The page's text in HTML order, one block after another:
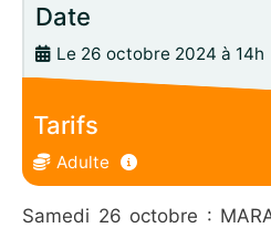
Date
Le 26 octobre 2024 à 14h
Tarifs
Adulte
Samedi 26 octobre :